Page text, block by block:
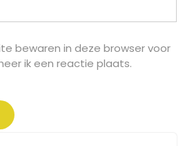
bewaren in deze browser voor
ik een reactie plaats.